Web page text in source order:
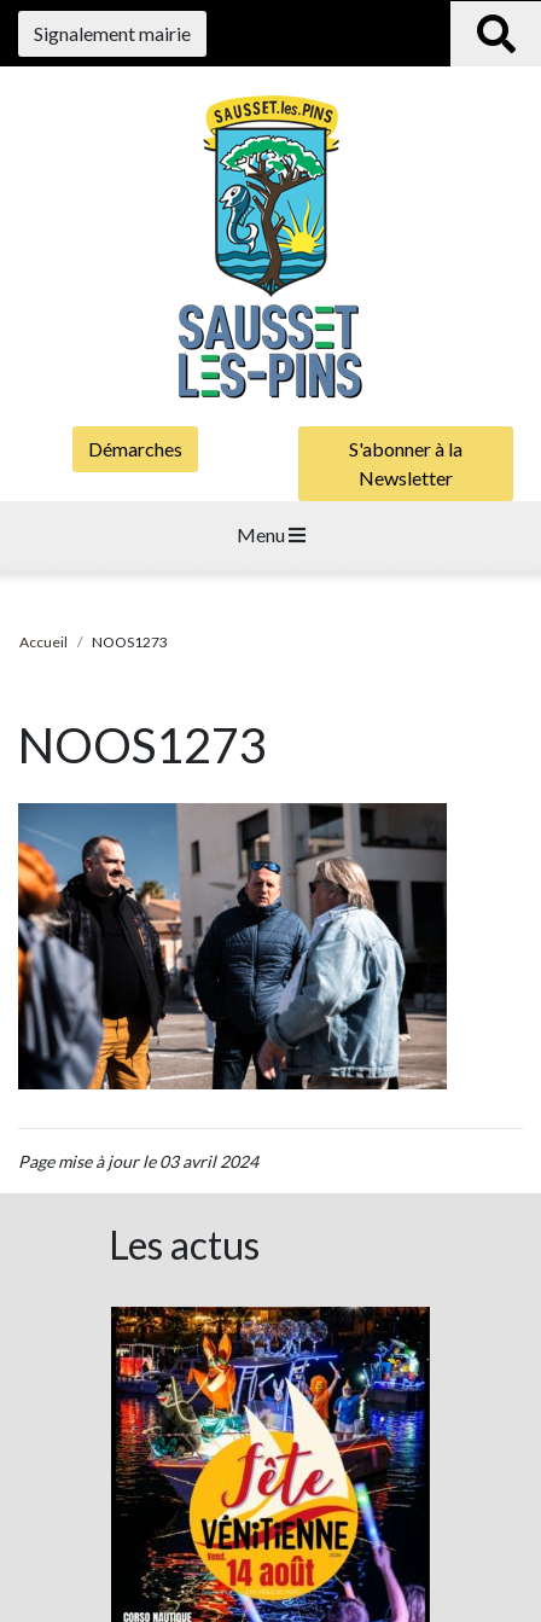
Signalement mairie
Démarches
S'abonner à la
Newsletter
Menu
Accueil NOOS1273
NOOS1273
Page mise à jour le 03 avril 2024
Les actus